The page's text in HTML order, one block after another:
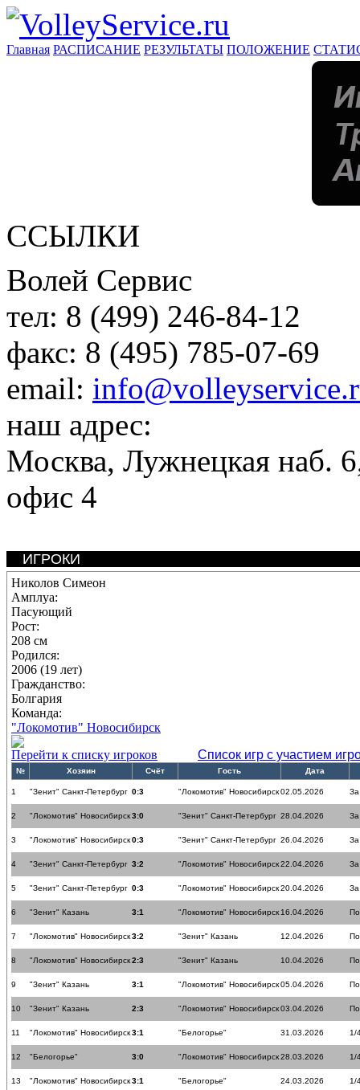
Главная РАСПИСАНИЕ РЕЗУЛЬТАТЫ ПОЛОЖЕНИЕ
ССЫЛКИ
Волей Сервис
тел: 8 (499) 246-84-12
факс: 8 (495) 785-07-69
email:
наш адрес:
Москва, Лужнецкая наб.
офис 4
ИГРОКИ
Николов Симеон
Амплуа:
Пасующий
Рост:
208 см
Родился:
2006 (19 лет)
Гражданство:
Болгария
Команда:
"Локомотив" Новосибирск
Перейти к списку игроков
Список игр с участием
№ Хозяин Счёт Гость Дата
1 "Зенит" Санкт-Петербург 0:3 "Локомотив" Новосибирск02.05.2026
2 "Локомотив" Новосибирск3:0 "Зенит" Санкт-Петербург 28.04.2026
3 "Локомотив" Новосибирск0:3 "Зенит" Санкт-Петербург 26.04.2026
4 "Зенит" Санкт-Петербург 3:2 "Локомотив" Новосибирск22.04.2026
5 "Зенит" Санкт-Петербург 0:3 "Локомотив" Новосибирск20.04.2026
6 "Зенит" Казань 3:1 "Локомотив" Новосибирск 16.04.2026
7 "Локомотив" Новосибирск3:2 "Зенит" Казань 12.04.2026
8 "Локомотив" Новосибирск2:3 "Зенит" Казань 10.04.2026
9 "Зенит" Казань 3:1 "Локомотив" Новосибирск05.04.2026
10 "Зенит" Казань 2:3 "Локомотив" Новосибирск03.04.2026
11 "Локомотив" Новосибирск3:1 "Белогорье" 31.03.2026 1/
12 "Белогорье" 3:0 "Локомотив" Новосибирск28.03.2026 1/
13 "Локомотив" Новосибирск3:1 "Белогорье" 24.03.2026 1/